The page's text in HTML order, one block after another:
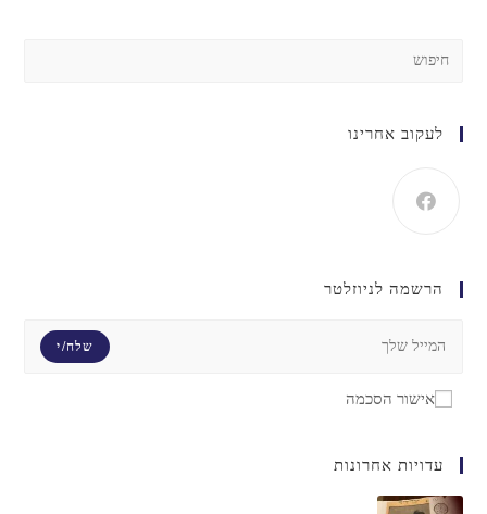
לעקוב אחרינו
הרשמה לניוזלטר
שלח/י
אישור הסכמה
עדויות אחרונות